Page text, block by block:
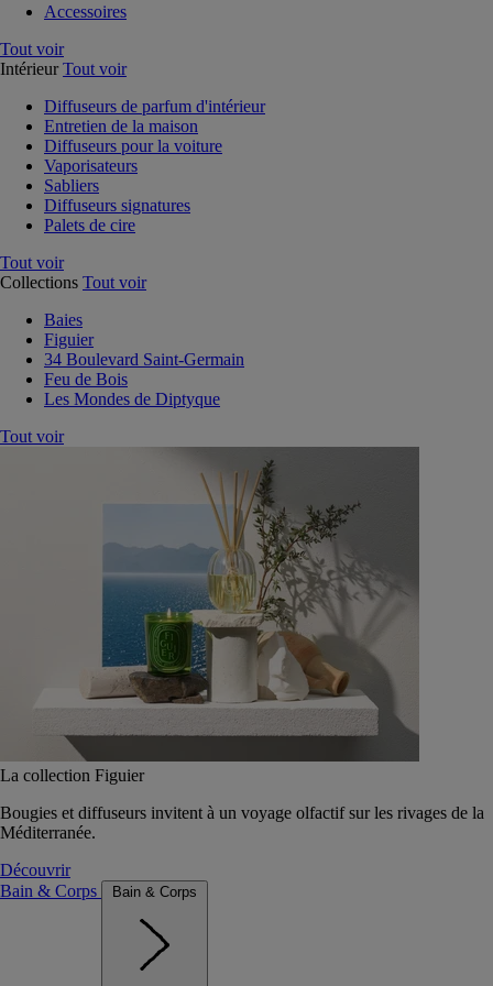
Accessoires
Tout voir
Intérieur Tout voir
Diffuseurs de parfum d'intérieur
Entretien de la maison
Diffuseurs pour la voiture
Vaporisateurs
Sabliers
Diffuseurs signatures
Palets de cire
Tout voir
Collections Tout voir
Baies
Figuier
34 Boulevard Saint-Germain
Feu de Bois
Les Mondes de Diptyque
Tout voir
La collection Figuier
Bougies et diffuseurs invitent à un voyage olfactif sur les rivages de la
Méditerranée.
Découvrir
Bain & Corps
Bain & Corps